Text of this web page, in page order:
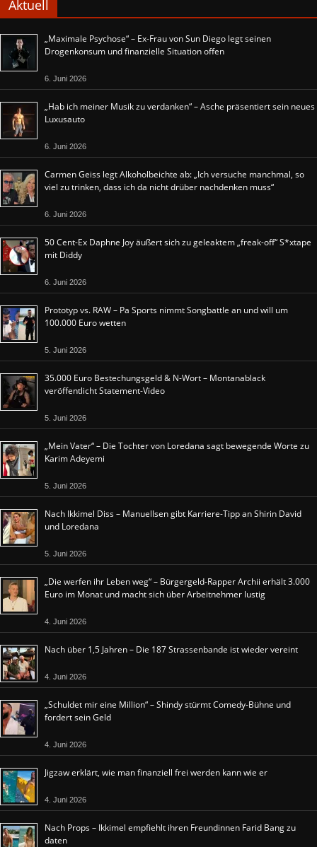
Aktuell
„Maximale Psychose“ – Ex-Frau von Sun Diego legt seinen
Drogenkonsum und finanzielle Situation offen
6. Juni 2026
„Hab ich meiner Musik zu verdanken“ – Asche präsentiert sein neues
Luxusauto
6. Juni 2026
Carmen Geiss legt Alkoholbeichte ab: „Ich versuche manchmal, so
viel zu trinken, dass ich da nicht drüber nachdenken muss“
6. Juni 2026
50 Cent-Ex Daphne Joy äußert sich zu geleaktem „freak-off“ S*xtape
mit Diddy
6. Juni 2026
Prototyp vs. RAW – Pa Sports nimmt Songbattle an und will um
100.000 Euro wetten
5. Juni 2026
35.000 Euro Bestechungsgeld & N-Wort – Montanablack
veröffentlicht Statement-Video
5. Juni 2026
„Mein Vater“ – Die Tochter von Loredana sagt bewegende Worte zu
Karim Adeyemi
5. Juni 2026
Nach Ikkimel Diss – Manuellsen gibt Karriere-Tipp an Shirin David
und Loredana
5. Juni 2026
„Die werfen ihr Leben weg“ – Bürgergeld-Rapper Archii erhält 3.000
Euro im Monat und macht sich über Arbeitnehmer lustig
4. Juni 2026
Nach über 1,5 Jahren – Die 187 Strassenbande ist wieder vereint
4. Juni 2026
„Schuldet mir eine Million“ – Shindy stürmt Comedy-Bühne und
fordert sein Geld
4. Juni 2026
Jigzaw erklärt, wie man finanziell frei werden kann wie er
4. Juni 2026
Nach Props – Ikkimel empfiehlt ihren Freundinnen Farid Bang zu
daten